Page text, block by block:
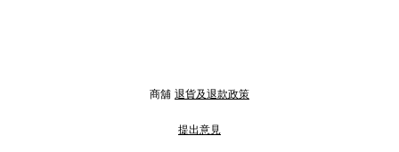
商舖 退貨及退款政策
提出意見